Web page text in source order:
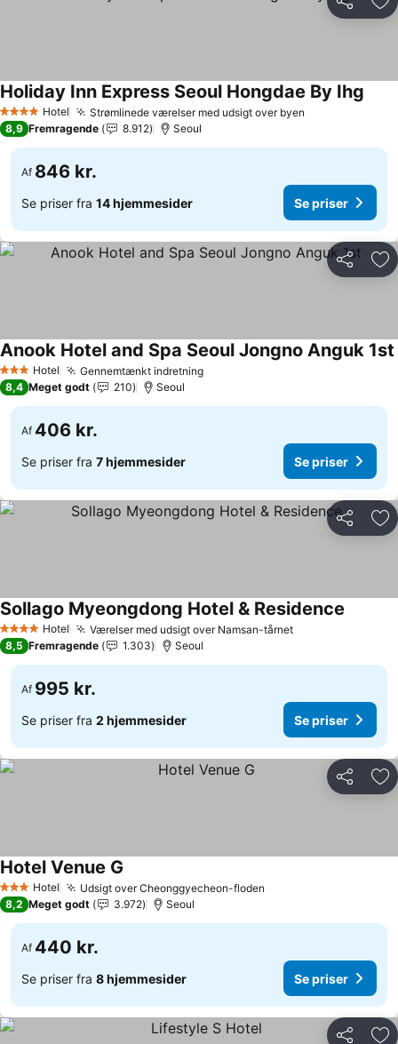
Del
4 StjernerHotel Strømlinede værelser med udsigt over byen
Holiday Inn Express Seoul Hongdae By Ihg
8,9 Fremragende 8.912 Seoul
Af 846 kr.
Se priser fra 14 hjemmesider Se priser
Del
3 StjernerHotel Gennemtænkt indretningSe priser
Anook Hotel and Spa Seoul Jongno Anguk 1st
8,4 Meget godt 210 Seoul
Af 406 kr.
Se priser fra 7 hjemmesider Se priser
Del
4 StjernerHotel Værelser med udsigt over Namsan-tårnetSe priser
Sollago Myeongdong Hotel & Residence
8,5 Fremragende 1.303 Seoul
Af 995 kr.
Se priser fra 2 hjemmesider Se priser
Del
3 StjernerHotel Udsigt over Cheonggyecheon-floden
Hotel Venue G
8,2 Meget godt 3.972 Seoul
Af 440 kr.
Se priser fra 8 hjemmesider Se priser